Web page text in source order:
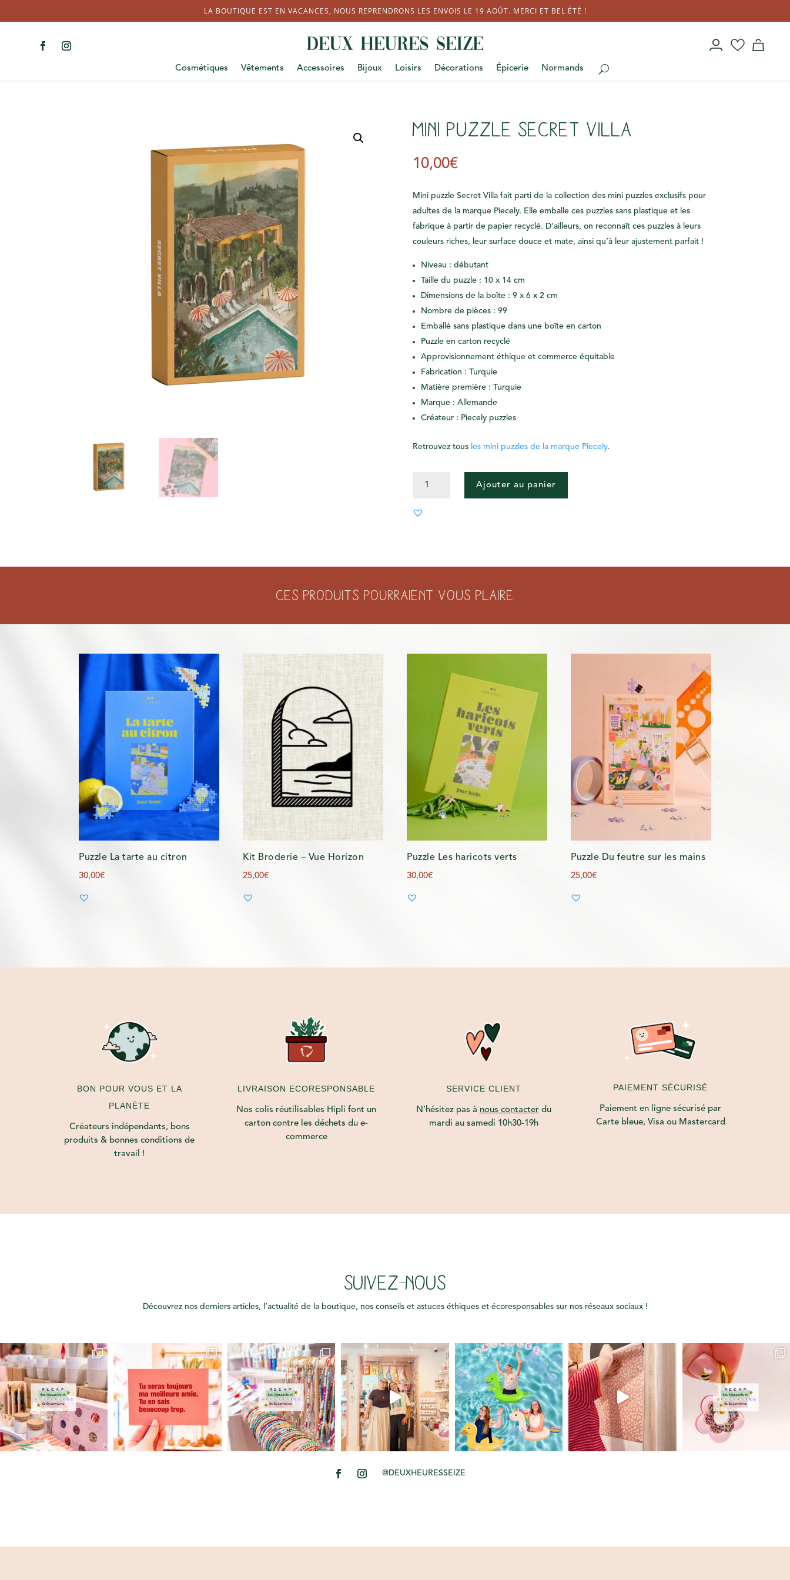
LA BOUTIQUE EST EN VACANCES, NOUS REPRENDRONS LES ENVOIS LE 19 AOÛT. MERCI ET BEL ÉTÉ !
Cosmétiques Vêtements Accessoires Bijoux Loisirs Décorations Épicerie Normands
Mini puzzle Secret Villa
10,00€
Mini puzzle Secret Villa fait parti de la collection des mini puzzles exclusifs pour
adultes de la marque Piecely. Elle emballe ces puzzles sans plastique et les
fabrique à partir de papier recyclé. D’ailleurs, on reconnaît ces puzzles à leurs
couleurs riches, leur surface douce et mate, ainsi qu’à leur ajustement parfait !
Niveau : débutant
Taille du puzzle : 10 x 14 cm
Dimensions de la boîte : 9 x 6 x 2 cm
Nombre de pièces : 99
Emballé sans plastique dans une boîte en carton
Puzzle en carton recyclé
Approvisionnement éthique et commerce équitable
Fabrication : Turquie
Matière première : Turquie
Marque : Allemande
Créateur : Piecely puzzles
Retrouvez tous les mini puzzles de la marque Piecely.
PUZZLE
Ajouter au panier
Ces produits pourraient vous plaire
Puzzle La tarte au citron
30,00€
Kit Broderie – Vue Horizon
25,00€
Puzzle Les haricots verts
30,00€
Puzzle Du feutre sur les mains
25,00€
BON POUR VOUS ET LA
PLANÈTE
Créateurs indépendants, bons
produits & bonnes conditions de
travail !
LIVRAISON ECORESPONSABLE
Nos colis réutilisables Hipli font un
carton contre les déchets du e-
commerce
SERVICE CLIENT
N’hésitez pas à nous contacter du
mardi au samedi 10h30-19h
PAIEMENT SÉCURISÉ
Paiement en ligne sécurisé par
Carte bleue, Visa ou Mastercard
SUIVEZ-NOUS
Découvrez nos derniers articles, l’actualité de la boutique, nos conseils et astuces éthiques et écoresponsables sur nos réseaux sociaux !
@DEUXHEURESSEIZE